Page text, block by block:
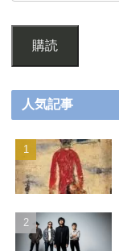
購読
人気記事